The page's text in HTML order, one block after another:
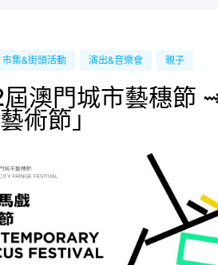
市集&街頭活動 演出&音樂會 親子
澳門城市藝穗節
術節」